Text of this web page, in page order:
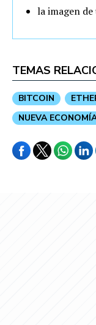
la imagen
TEMAS
BITCOIN
NUEVA